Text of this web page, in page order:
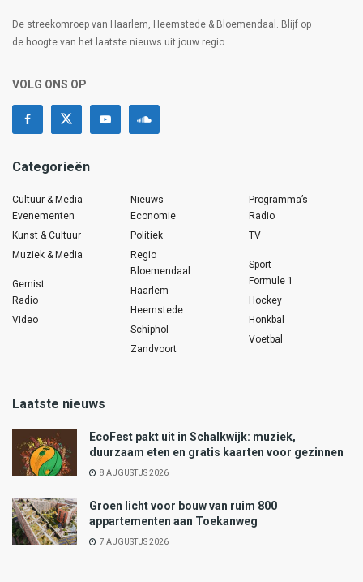
De streekomroep van Haarlem, Heemstede & Bloemendaal. Blijf op
de hoogte van het laatste nieuws uit jouw regio.
VOLG ONS OP
Categorieën
Cultuur & Media
Evenementen
Kunst & Cultuur
Muziek & Media
Gemist
Radio
Video
Nieuws
Economie
Politiek
Regio
Bloemendaal
Haarlem
Heemstede
Schiphol
Zandvoort
Programma’s
Radio
TV
Sport
Formule 1
Hockey
Honkbal
Voetbal
Laatste nieuws
EcoFest pakt uit in Schalkwijk: muziek,
duurzaam eten en gratis kaarten voor gezinnen
8 AUGUSTUS 2026
Groen licht voor bouw van ruim 800
appartementen aan Toekanweg
7 AUGUSTUS 2026